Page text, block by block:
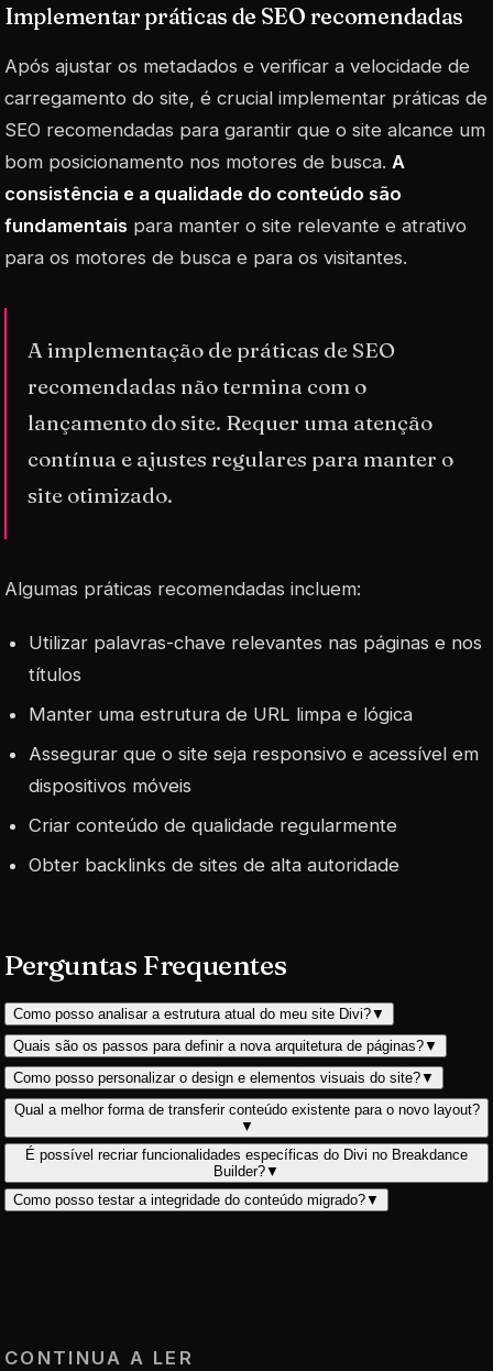
Implementar práticas de SEO recomendadas
Após ajustar os metadados e verificar a velocidade de
carregamento do site, é crucial implementar práticas de
SEO recomendadas para garantir que o site alcance um
bom posicionamento nos motores de busca. A
consistência e a qualidade do conteúdo são
fundamentais para manter o site relevante e atrativo
para os motores de busca e para os visitantes.
A implementação de práticas de SEO
recomendadas não termina com o
lançamento do site. Requer uma atenção
contínua e ajustes regulares para manter o
site otimizado.
Algumas práticas recomendadas incluem:
Utilizar palavras-chave relevantes nas páginas e nos
títulos
Manter uma estrutura de URL limpa e lógica
Assegurar que o site seja responsivo e acessível em
dispositivos móveis
Criar conteúdo de qualidade regularmente
Obter backlinks de sites de alta autoridade
Perguntas Frequentes
Como posso analisar a estrutura atual do meu site Divi?▼
Quais são os passos para definir a nova arquitetura de páginas?▼
Como posso personalizar o design e elementos visuais do site?▼
Qual a melhor forma de transferir conteúdo existente para o novo layout?
▼
É possível recriar funcionalidades específicas do Divi no Breakdance
Builder?▼
Como posso testar a integridade do conteúdo migrado?▼
CONTINUA A LER